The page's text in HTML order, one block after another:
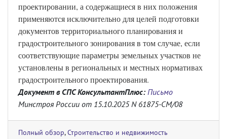
проектировании, а содержащиеся в них положения
применяются исключительно для целей подготовки
документов территориального планирования и
градостроительного зонирования в том случае, если
соответствующие параметры земельных участков не
установлены в региональных и местных нормативах
градостроительного проектирования.
Документ в СПС КонсультантПлюс: Письмо
Минстроя России от 15.10.2025 N 61875-СМ/08
Полный обзор,Строительство и недвижимость